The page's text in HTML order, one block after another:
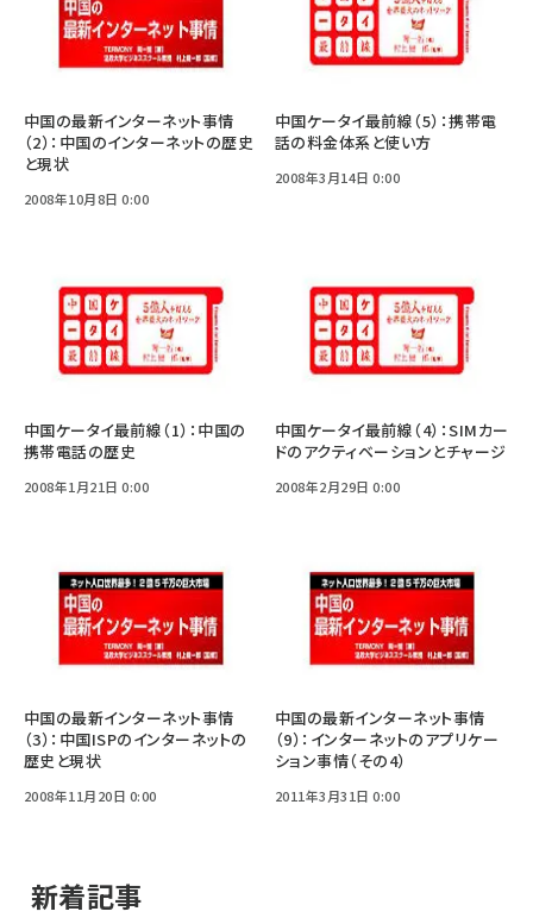
中国の最新インターネット事情
（2）：中国のインターネットの歴史
と現状
2008年10月8日 0:00
中国ケータイ最前線（5）：携帯電
話の料金体系と使い方
2008年3月14日 0:00
中国ケータイ最前線（1）：中国の
携帯電話の歴史
2008年1月21日 0:00
中国ケータイ最前線（4）：SIMカー
ドのアクティベーションとチャージ
2008年2月29日 0:00
中国の最新インターネット事情
（3）：中国ISPのインターネットの
歴史と現状
2008年11月20日 0:00
中国の最新インターネット事情
（9）：インターネットのアプリケー
ション事情（その4）
2011年3月31日 0:00
新着記事